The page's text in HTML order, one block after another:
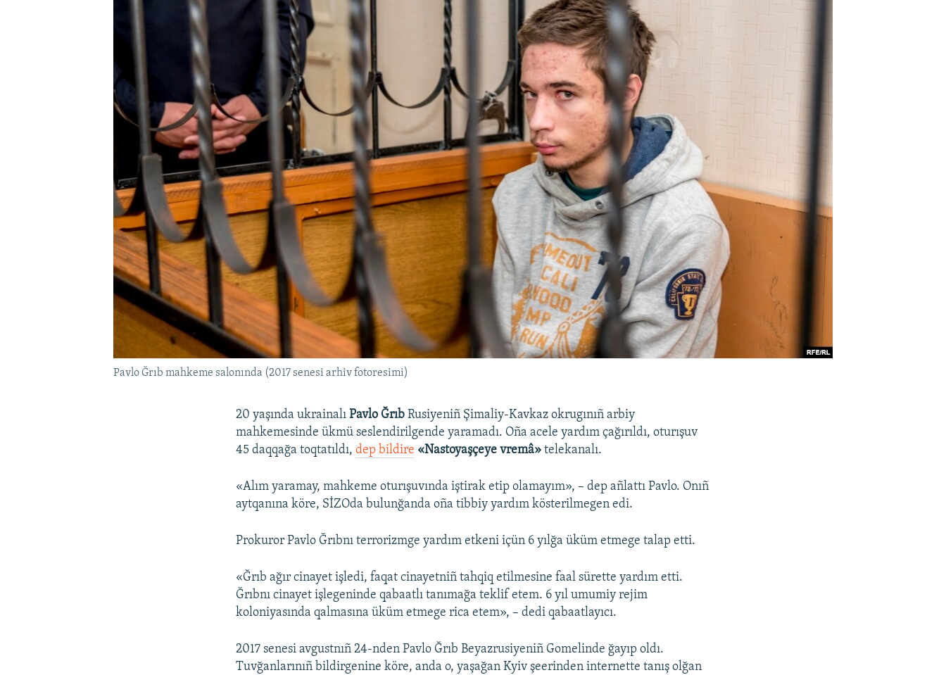
Pavlo Ğrıb mahkeme salonında (2017 senesi arhiv fotoresimi)
20 yaşında ukrainalıPavlo Ğrıb Rusiyeniñ Şimaliy-Kavkaz okrugınıñ arbiy
mahkemesinde ükmü seslendirilgende yaramadı. Oña acele yardım çağırıldı, oturışuv
45 daqqağa toqtatıldı,dep bildire «Nastoyaşçeye vremâ» telekanalı.
«Alım yaramay, mahkeme oturışuvında iştirak etip olamayım», – dep añlattı Pavlo. Onıñ
aytqanına köre, SİZOda bulunğanda oña tibbiy yardım kösterilmegen edi.
Prokuror Pavlo Ğrıbnı terrorizmge yardım etkeni içün 6 yılğa üküm etmege talap etti.
«Ğrıb ağır cinayet işledi, faqat cinayetniñ tahqiq etilmesine faal sürette yardım etti.
Ğrıbnı cinayet işlegeninde qabaatlı tanımağa teklif etem. 6 yıl umumiy rejim
koloniyasında qalmasına üküm etmege rica etem», – dedi qabaatlayıcı.
2017 senesi avgustnıñ 24-nden Pavlo Ğrıb Beyazrusiyeniñ Gomelinde ğayıp oldı.
Tuvğanlarınıñ bildirgenine köre, anda o, yaşağan Kyiv şeerinden internette tanış olğan